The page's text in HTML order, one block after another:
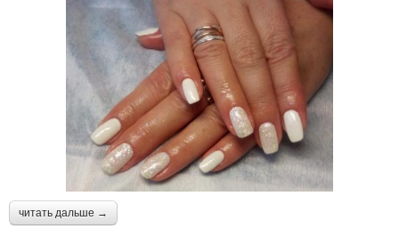
читать дальше →